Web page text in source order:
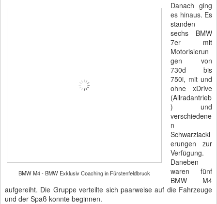
BMW M4 - BMW Exklusiv Coaching in Fürstenfeldbruck
Danach ging
es hinaus. Es
standen
sechs BMW
7er mit
Motorisierun
gen von
730d bis
750i, mit und
ohne xDrive
(Allradantrieb
) und
verschiedene
n
Schwarzlacki
erungen zur
Verfügung.
Daneben
waren fünf
BMW M4
aufgereiht. Die Gruppe verteilte sich paarweise auf die Fahrzeuge
und der Spaß konnte beginnen.